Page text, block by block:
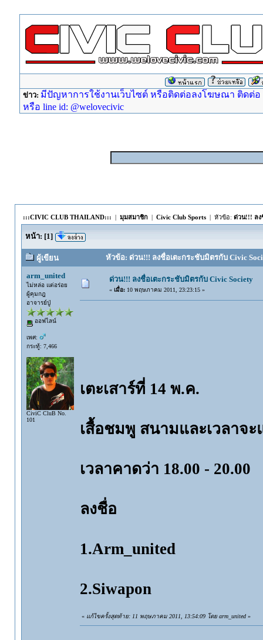
ข่าว: มีปัญหาการใช้งานเว็บไซต์ หรือติดต่อลงโฆษณา ติดต่อ
หรือ line id: @welovecivic
:::CIVIC CLUB THAILAND::: | มุมสมาชิก| Civic Club Sports| หัวข้อ: ด่วน!!! ลง
หน้า: [1]
ผู้เขียน หัวข้อ: ด่วน!!! ลงชื่อเตะกระชับมิตรกับ Civic
arm_united
ไม่หล่อ แต่อร่อย
ผู้คุมกฎ
อาจารย์ปู่
ออฟไลน์
เพศ:
กระทู้: 7,466
CiviC CluB No.
101
ด่วน!!! ลงชื่อเตะกระชับมิตรกับ Civic Society
« เมื่อ:10 พฤษภาคม 2011, 23:23:15 »
เตะเสาร์ที่ 14 พ.ค.
เสื้อชมพู สนามและเวลาจ
เวลาคาดว่า 18.00 - 20.00
ลงชื่อ
1.Arm_united
2.Siwapon
« แก้ไขครั้งสุดท้าย: 11 พฤษภาคม 2011, 13:54:09 โดย arm_united»